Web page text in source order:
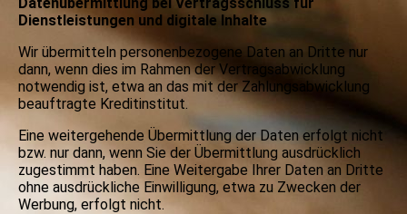
Dienstleistungen und digitale Inhalte
Wir übermitteln personenbezogene Daten an Dritte nur
dann, wenn dies im Rahmen der Vertragsabwicklung
notwendig ist, etwa an das mit der Zahlungsabwicklung
beauftragte Kreditinstitut.
Eine weitergehende Übermittlung der Daten erfolgt nicht
bzw. nur dann, wenn Sie der Übermittlung ausdrücklich
zugestimmt haben. Eine Weitergabe Ihrer Daten an Dritte
ohne ausdrückliche Einwilligung, etwa zu Zwecken der
Werbung, erfolgt nicht.